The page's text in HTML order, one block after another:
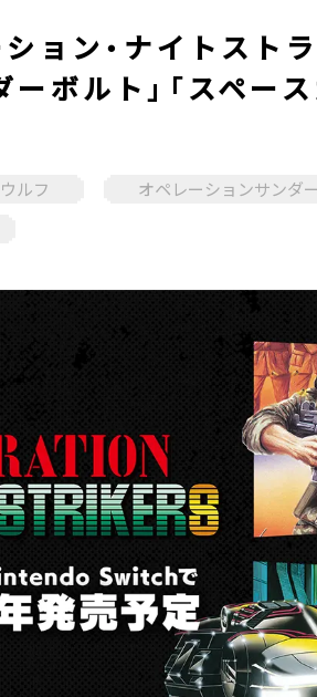
ション・ナイトスト
ボルト」「スペース
ルフ オペレーションサンダ